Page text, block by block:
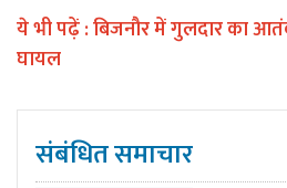
ये भी पढ़ें :बिजनौर में गुलदार का
घायल
संबंधित समाचार